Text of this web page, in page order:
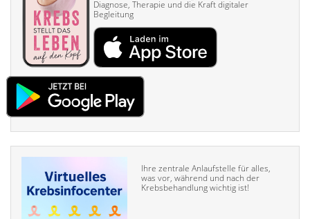
Diagnose, Therapie und die Kraft digitaler
Begleitung
Ihre zentrale Anlaufstelle für alles,
was vor, während und nach der
Krebsbehandlung wichtig ist!